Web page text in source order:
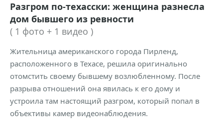
Разгром по-техасски: женщина разнесла
дом бывшего из ревности
( 1 фото + 1 видео )
Жительница американского города Пирленд,
расположенного в Техасе, решила оригинально
отомстить своему бывшему возлюбленному. После
разрыва отношений она явилась к его дому и
устроила там настоящий разгром, который попал в
объективы камер видеонаблюдения.